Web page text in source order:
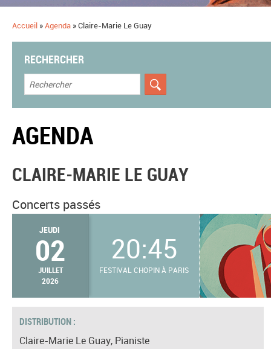
Accueil »Agenda »Claire-Marie Le Guay
RECHERCHER
AGENDA
CLAIRE-MARIE LE GUAY
Concerts passés
JEUDI
02
JUILLET
2026
20:45
FESTIVAL CHOPIN À PARIS
DISTRIBUTION :
Claire-Marie Le Guay, Pianiste